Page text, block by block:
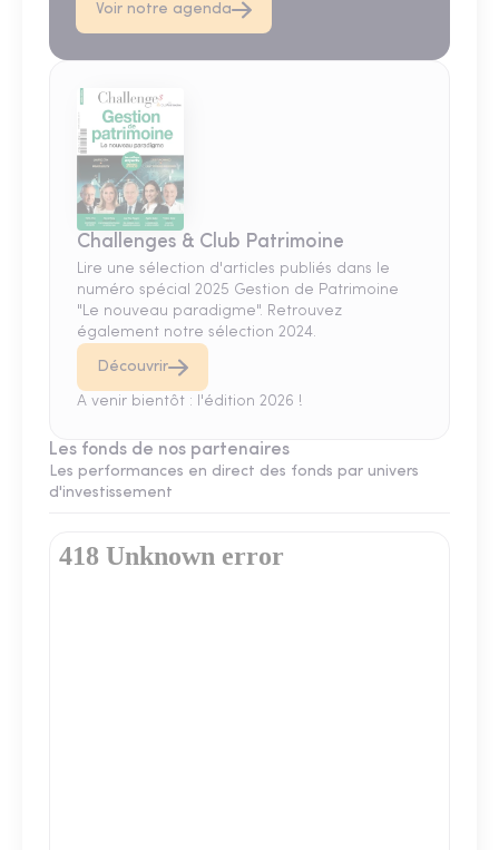
Voir notre agenda
Challenges & Club Patrimoine
Lire une sélection d'articles publiés dans le
numéro spécial 2025 Gestion de Patrimoine
"Le nouveau paradigme". Retrouvez
également notre sélection 2024.
Découvrir
A venir bientôt : l'édition 2026 !
Les fonds de nos partenaires
Les performances en direct des fonds par univers
d'investissement